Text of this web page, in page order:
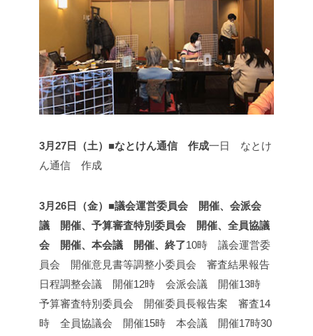
3月27日（土）■なとけん通信 作成一日 なとけ
ん通信 作成
3月26日（金）■議会運営委員会 開催、会派会
議 開催、予算審査特別委員会 開催、全員協議
会 開催、本会議 開催、終了10時 議会運営委
員会 開催意見書等調整小委員会 審査結果報告
日程調整会議 開催12時 会派会議 開催13時
予算審査特別委員会 開催委員長報告案 審査14
時 全員協議会 開催15時 本会議 開催17時30